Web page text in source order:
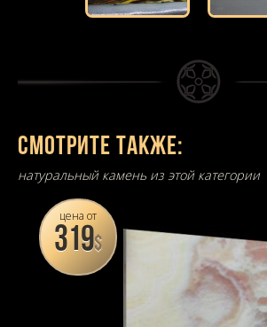
Смотрите также:
натуральный камень из этой категории
цена от
319$